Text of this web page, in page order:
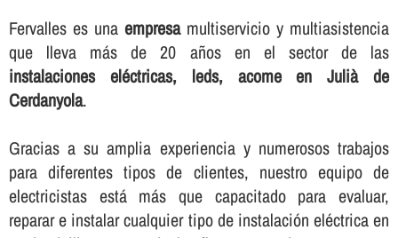
Fervalles es una empresamultiservicio y multiasistencia
que lleva más de 20 años en el sector de las
instalaciones eléctricas, leds, acome en Julià de
Cerdanyola.
Gracias a su amplia experiencia y numerosos trabajos
para diferentes tipos de clientes, nuestro equipo de
electricistas está más que capacitado para evaluar,
reparar e instalar cualquier tipo de instalación eléctrica en